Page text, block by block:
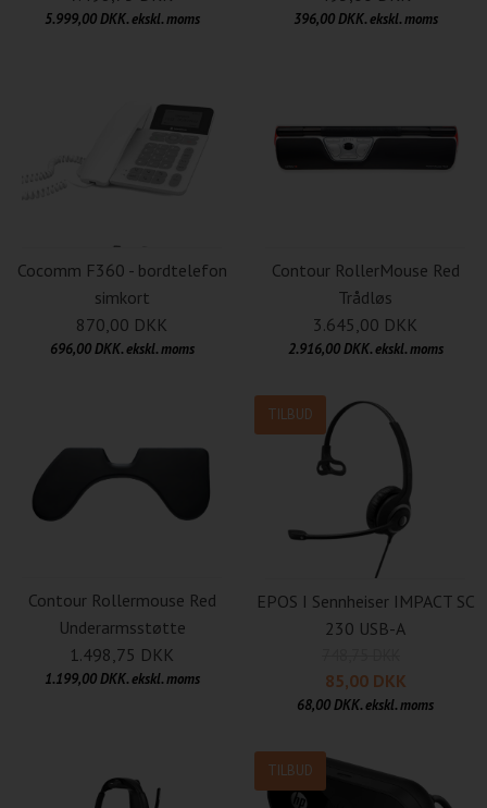
5.999,00 DKK. ekskl. moms 396,00 DKK. ekskl. moms
Cocomm F360 - bordtelefon
simkort
870,00 DKK
696,00 DKK. ekskl. moms
Contour RollerMouse Red
Trådløs
3.645,00 DKK
2.916,00 DKK. ekskl. moms
Contour Rollermouse Red
Underarmsstøtte
1.498,75 DKK
1.199,00 DKK. ekskl. moms
TILBUD
EPOS I Sennheiser IMPACT SC
230 USB-A
85,00 DKK
68,00 DKK. ekskl. moms
TILBUD